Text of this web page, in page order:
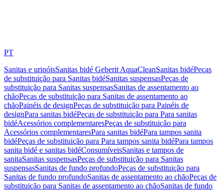
PT
Sanitas e urinóisSanitas bidé Geberit AquaCleanSanitas bidéPeças
de substituição para Sanitas bidéSanitas suspensasPeças de
substituição para Sanitas suspensasSanitas de assentamento ao
chãoPeças de substituição para Sanitas de assentamento ao
chãoPainéis de designPeças de substituição para Painéis de
designPara sanitas bidéPeças de substituição para Para sanitas
bidéAcessórios complementaresPeças de substituição para
Acessórios complementaresPara sanitas bidéPara tampos sanita
bidéPeças de substituição para Para tampos sanita bidéPara tampos
sanita bidé e sanitas bidéConsumíveisSanitas e tampos de
sanitaSanitas suspensasPeças de substituição para Sanitas
suspensasSanitas de fundo profundoPeças de substituição para
Sanitas de fundo profundoSanitas de assentamento ao chãoPeças de
substituição para Sanitas de assentamento ao chãoSanitas de fundo